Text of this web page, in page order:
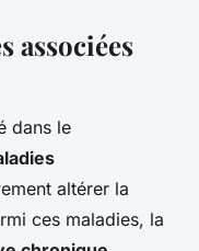
associées
dans le
altérer la
ces maladies, la